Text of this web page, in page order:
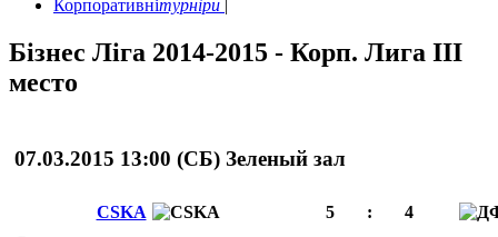
Корпоративнітурніри
Бізнес Ліга 2014-2015 - Корп. Лига III
место
07.03.2015 13:00 (СБ) Зеленый зал
CSKA 5 :
4